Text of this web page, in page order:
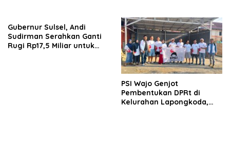
Sukses dan Jadi Etalase
Budaya Papua
Gubernur Sulsel, Andi
Sudirman Serahkan Ganti
Rugi Rp17,5 Miliar untuk
PSI Wajo Genjot
Pembentukan DPRt di
Kelurahan Lapongkoda,